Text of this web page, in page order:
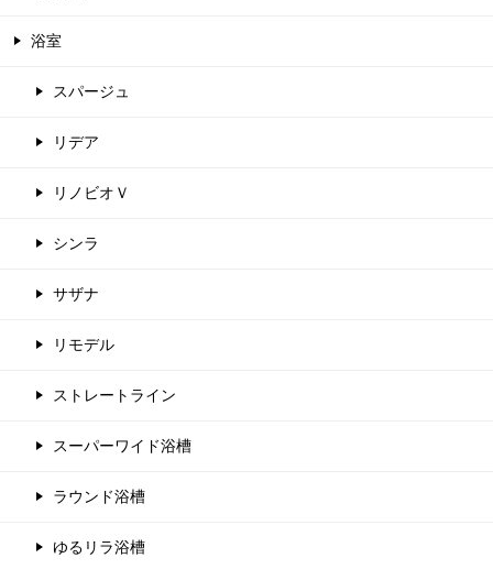
浴室
スパージュ
リデア
リノビオＶ
シンラ
サザナ
リモデル
ストレートライン
スーパーワイド浴槽
ラウンド浴槽
ゆるリラ浴槽